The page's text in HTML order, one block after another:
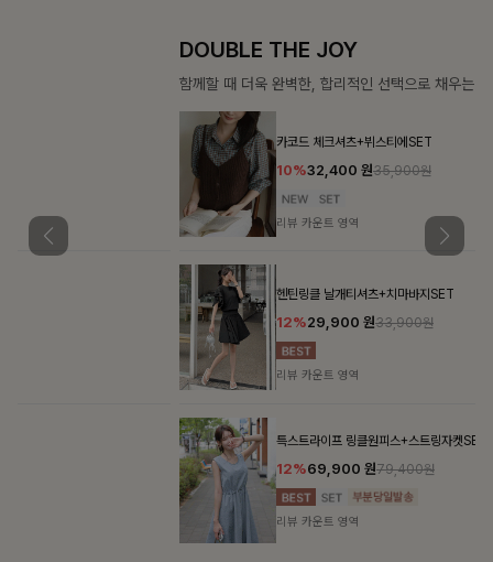
DOUBLE THE JOY
함께할 때 더욱 완벽한, 합리적인 선택으로 채우는 즐거움
카코드 체크셔츠+뷔스티에SET
32,400 35,900원
리뷰 카운트 영역
헨틴링클 날개티셔츠+치마바지SET
29,900원33,900원
리뷰 카운트 영역
특스트라이프 링클원피스+스트링자켓SET
69,900원 79,400원